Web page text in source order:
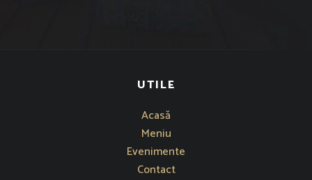
UTILE
Acasă
Meniu
Evenimente
Contact